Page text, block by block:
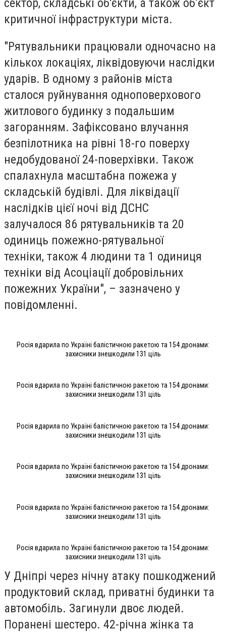
сектор, складські об'єкти, а також обʼєкт
критичної інфраструктури міста.
"Рятувальники працювали одночасно на
кількох локаціях, ліквідовуючи наслідки
ударів. В одному з районів міста
сталося руйнування одноповерхового
житлового будинку з подальшим
загоранням. Зафіксовано влучання
безпілотника на рівні 18-го поверху
недобудованої 24-поверхівки. Також
спалахнула масштабна пожежа у
складській будівлі. Для ліквідації
наслідків цієї ночі від ДСНС
залучалося 86 рятувальників та 20
одиниць пожежно-рятувальної
техніки, також 4 людини та 1 одиниця
техніки від Асоціації добровільних
пожежних України", – зазначено у
повідомленні.
Росія вдарила по Україні балістичною ракетою та 154 дронами:
захисники знешкодили 131 ціль
Росія вдарила по Україні балістичною ракетою та 154 дронами:
захисники знешкодили 131 ціль
Росія вдарила по Україні балістичною ракетою та 154 дронами:
захисники знешкодили 131 ціль
Росія вдарила по Україні балістичною ракетою та 154 дронами:
захисники знешкодили 131 ціль
Росія вдарила по Україні балістичною ракетою та 154 дронами:
захисники знешкодили 131 ціль
Росія вдарила по Україні балістичною ракетою та 154 дронами:
захисники знешкодили 131 ціль
У Дніпрі через нічну атаку пошкоджений
продуктовий склад, приватні будинки та
автомобіль. Загинули двоє людей.
Поранені шестеро. 42-річна жінка та